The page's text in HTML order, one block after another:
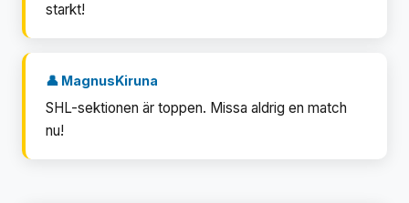
starkt!
👤 MagnusKiruna
SHL-sektionen är toppen. Missa aldrig en match
nu!